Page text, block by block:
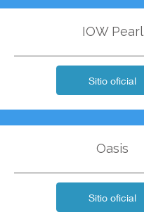
IOW Pearl
Sitio oficial
Oasis
Sitio oficial